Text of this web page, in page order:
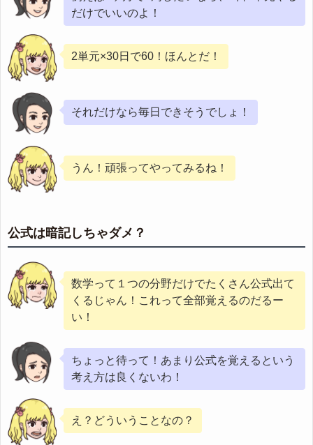
だけでいいのよ！
2単元×30日で60！ほんとだ！
それだけなら毎日できそうでしょ！
うん！頑張ってやってみるね！
公式は暗記しちゃダメ？
数学って１つの分野だけでたくさん公式出て
くるじゃん！これって全部覚えるのだるー
い！
ちょっと待って！あまり公式を覚えるという
考え方は良くないわ！
え？どういうことなの？